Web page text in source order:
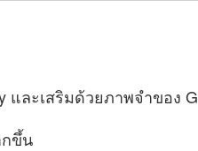
ละเสริมด้วยภาพจำของ
ขึ้น